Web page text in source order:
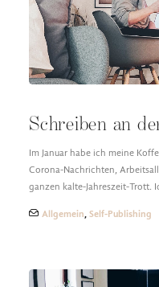
Schreiben an
Im Januar habe ich meine
Corona-Nachrichten,
ganzen kalte-Jahreszeit-
Allgemein, Self-Publishing